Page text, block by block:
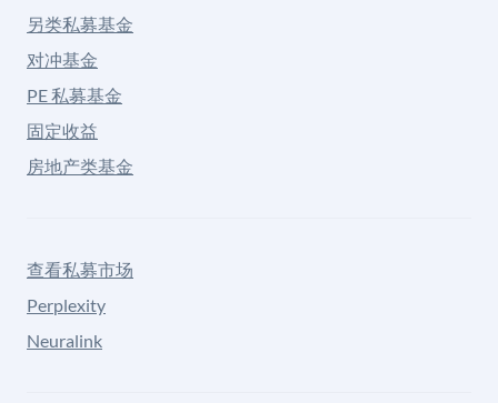
另类私募基金
对冲基金
PE 私募基金
固定收益
房地产类基金
查看私募市场
Perplexity
Neuralink